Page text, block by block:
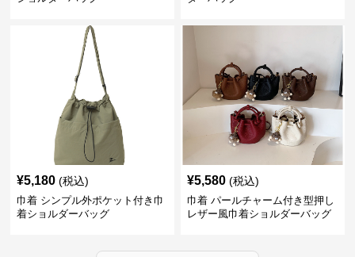
¥5,180 (税込)
巾着 シンプル外ポケット付き巾
着ショルダーバッグ
¥5,580 (税込)
巾着 パールチャーム付き型押し
レザー風巾着ショルダーバッグ